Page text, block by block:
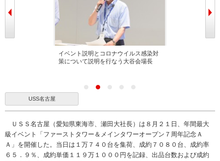
イベント説明とコロナウイルス感染対
策について説明を行なう大谷会場長
USS名古屋
ＵＳＳ名古屋（愛知県東海市、瀬田大社長）は８月２１日、年間最大
級イベント「ファーストタワー＆メインタワーオープン７周年記念Ａ
Ａ」を開催した。当日は１万７４０台を集荷、成約７０８０台、成約率
６５．９％、成約単価１１９万１０００円を記録、出品台数および成約